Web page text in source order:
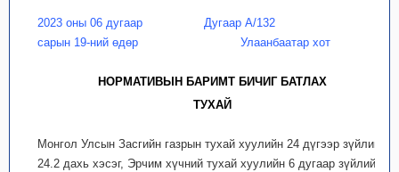
2023 оны 06 дугаар
сарын 19-ний өдөр
Дугаар А/132
Улаанбаатар хот
НОРМАТИВЫН БАРИМТ БИЧИГ БАТЛАХ
ТУХАЙ
Монгол Улсын Засгийн газрын тухай хуулийн 24 дүгээр зүйлийн
24.2 дахь хэсэг, Эрчим хүчний тухай хуулийн 6 дугаар зүйлийн